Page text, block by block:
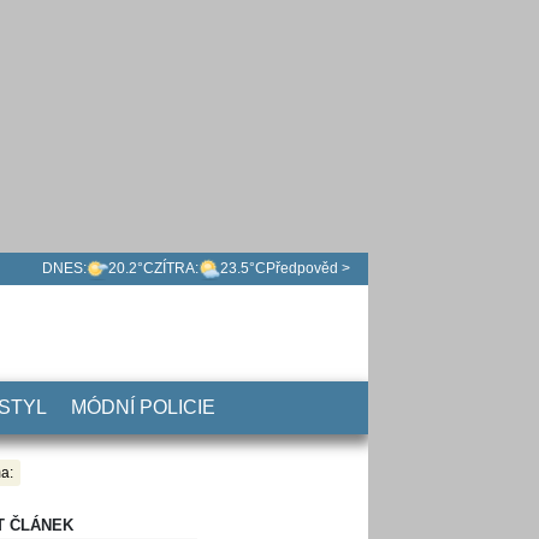
DNES: 20.2°CZÍTRA: 23.5°C Předpověd >
MÓDNÍ POLICIE
ČLÁNEK